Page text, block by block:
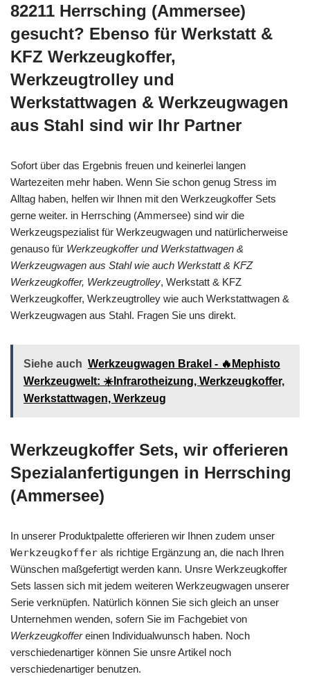
82211 Herrsching (Ammersee)
gesucht? Ebenso für Werkstatt &
KFZ Werkzeugkoffer,
Werkzeugtrolley und
Werkstattwagen & Werkzeugwagen
aus Stahl sind wir Ihr Partner
Sofort über das Ergebnis freuen und keinerlei langen
Wartezeiten mehr haben. Wenn Sie schon genug Stress im
Alltag haben, helfen wir Ihnen mit den Werkzeugkoffer Sets
gerne weiter. in Herrsching (Ammersee) sind wir die
Werkzeugspezialist für Werkzeugwagen und natürlicherweise
genauso für Werkzeugkoffer und Werkstattwagen &
Werkzeugwagen aus Stahl wie auch Werkstatt & KFZ
Werkzeugkoffer, Werkzeugtrolley, Werkstatt & KFZ
Werkzeugkoffer, Werkzeugtrolley wie auch Werkstattwagen &
Werkzeugwagen aus Stahl. Fragen Sie uns direkt.
Siehe auch Werkzeugwagen Brakel - 🔥Mephisto
Werkzeugwelt: ☀️Infrarotheizung, Werkzeugkoffer,
Werkstattwagen, Werkzeug
Werkzeugkoffer Sets, wir offerieren
Spezialanfertigungen in Herrsching
(Ammersee)
In unserer Produktpalette offerieren wir Ihnen zudem unser
Werkzeugkoffer als richtige Ergänzung an, die nach Ihren
Wünschen maßgefertigt werden kann. Unsre Werkzeugkoffer
Sets lassen sich mit jedem weiteren Werkzeugwagen unserer
Serie verknüpfen. Natürlich können Sie sich gleich an unser
Unternehmen wenden, sofern Sie im Fachgebiet von
Werkzeugkoffereinen Individualwunsch haben. Noch
verschiedenartiger können Sie unsre Artikel noch
verschiedenartiger benutzen.